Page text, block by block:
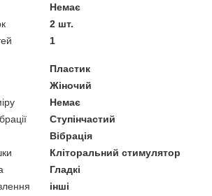
Немає
2 шт.
1
Пластик
Жіночий
Немає
Ступінчастий
Вібрація
Кліторальний стимулятор
Гладкі
інші